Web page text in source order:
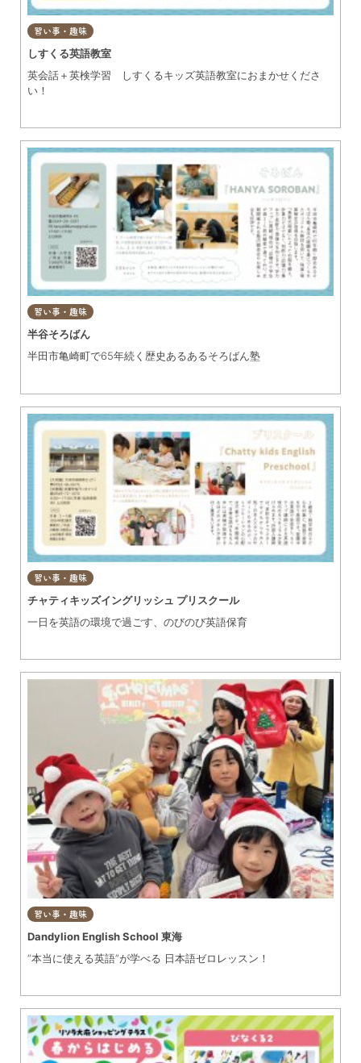
習い事・趣味
しすくる英語教室
英会話＋英検学習 しすくるキッズ英語教室におまかせくださ
い！
習い事・趣味
半谷そろばん
半田市亀崎町で65年続く歴史あるあるそろばん塾
習い事・趣味
チャティキッズイングリッシュ プリスクール
一日を英語の環境で過ごす、のびのび英語保育
習い事・趣味
Dandylion English School 東海
“本当に使える英語”が学べる 日本語ゼロレッスン！